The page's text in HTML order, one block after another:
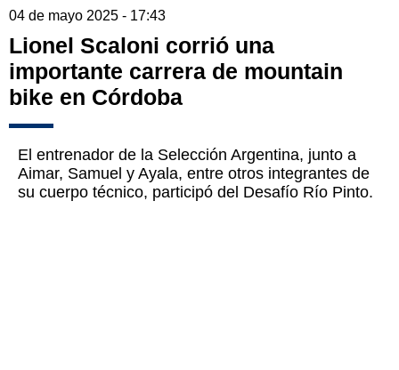
04 de mayo 2025 - 17:43
Lionel Scaloni corrió una
importante carrera de mountain
bike en Córdoba
El entrenador de la Selección Argentina, junto a
Aimar, Samuel y Ayala, entre otros integrantes de
su cuerpo técnico, participó del Desafío Río Pinto.